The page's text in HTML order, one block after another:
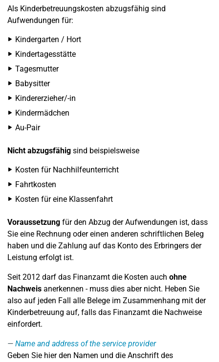
Als Kinderbetreuungskosten abzugsfähig sind
Aufwendungen für:
Kindergarten / Hort
Kindertagesstätte
Tagesmutter
Babysitter
Kindererzieher/-in
Kindermädchen
Au-Pair
Nicht abzugsfähig sind beispielsweise
Kosten für Nachhilfeunterricht
Fahrtkosten
Kosten für eine Klassenfahrt
Voraussetzung für den Abzug der Aufwendungen ist, dass
Sie eine Rechnung oder einen anderen schriftlichen Beleg
haben und die Zahlung auf das Konto des Erbringers der
Leistung erfolgt ist.
Seit 2012 darf das Finanzamt die Kosten auch ohne
Nachweis anerkennen - muss dies aber nicht. Heben Sie
also auf jeden Fall alle Belege im Zusammenhang mit der
Kinderbetreuung auf, falls das Finanzamt die Nachweise
einfordert.
Name and address of the service provider
Geben Sie hier den Namen und die Anschrift des